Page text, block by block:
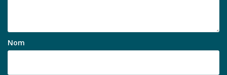
Nom